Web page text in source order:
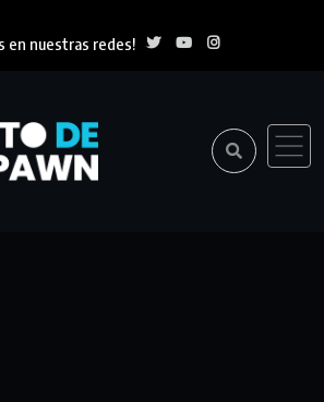
en nuestras redes!